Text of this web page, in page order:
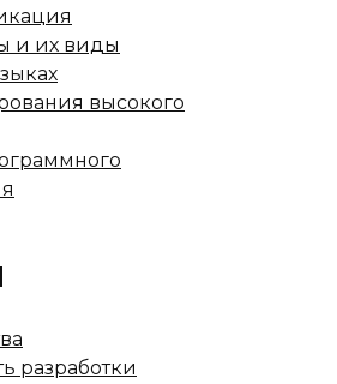
и их виды
высокого
разработки